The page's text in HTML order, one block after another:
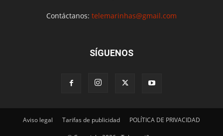
Contáctanos: telemarinhas@gmail.com
SÍGUENOS
Aviso legal Tarifas de publicidad POLÍTICA DE PRIVACIDAD